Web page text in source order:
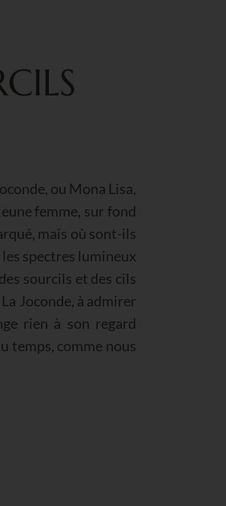
ou Mona Lisa,
femme, sur fond
mais où sont-ils
spectres lumineux
sourcils et des cils
Joconde, à admirer
rien à son regard
temps, comme nous